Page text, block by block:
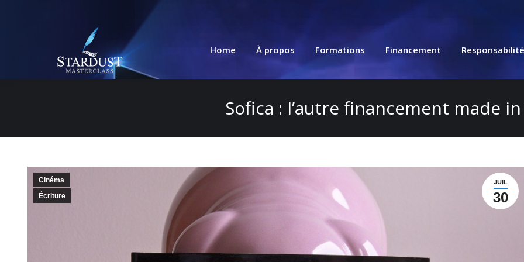
Home À propos Formations Financement Responsabilité
Sofica : l’autre financement made in
JUIL
30
Cinéma
Écriture